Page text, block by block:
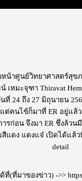
น้าศูนย์วิทยาศาสตร์สุ
หมะจุฑา Thiravat
ที่ 24 ถึง 27 มิถุนายน
ต่คนไข้ก็มาที่ ER อยู่แล้
รก่อน จึงมา ER ชึ่งล้ว
แดง แดงแจ๋ เปิดได้แล้
detail
(ที่มาของข่าว) ->>